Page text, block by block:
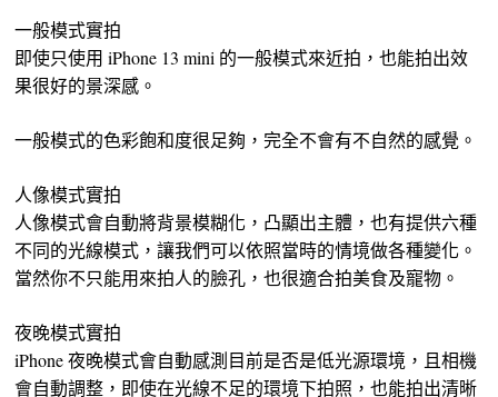
一般模式實拍
即使只使用 iPhone 13 mini 的一般模式來近拍，也能拍出效
果很好的景深感。
一般模式的色彩飽和度很足夠，完全不會有不自然的感覺。
人像模式實拍
人像模式會自動將背景模糊化，凸顯出主體，也有提供六種
不同的光線模式，讓我們可以依照當時的情境做各種變化。
當然你不只能用來拍人的臉孔，也很適合拍美食及寵物。
夜晚模式實拍
iPhone 夜晚模式會自動感測目前是否是低光源環境，且相機
會自動調整，即使在光線不足的環境下拍照，也能拍出清晰